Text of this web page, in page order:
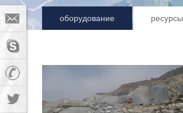
оборудование ресурсы